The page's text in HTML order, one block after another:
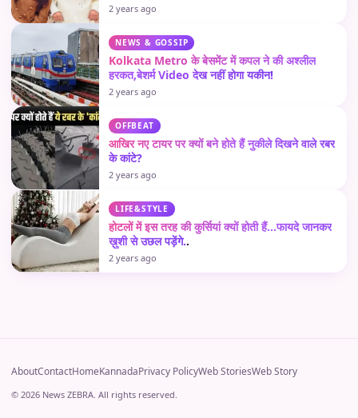
2 years ago
NEWS & GOSSIP
Kolkata Metro के बेसमेंट में कपल ने की अश्लील
हरकत,बेशर्म Video देख नहीं होगा यकीन!
2 years ago
OFFBEAT
आखिर नए टायर पर क्यों बने होते हैं नुकीले दिखने वाले रबर
के कांटे?
2 years ago
LIFE&STYLE
होटलों में इस तरह की कुर्सियां क्यों होती हैं…फायदे जानकर
ख़ुशी से उछल पड़ेंगे..
2 years ago
AboutContactHomeKannadaPrivacy PolicyWeb StoriesWeb Story
© 2026 News ZEBRA. All rights reserved.